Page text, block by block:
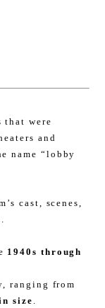
that were
and
name “lobby
cast, scenes,
1940s through
ranging from
size .